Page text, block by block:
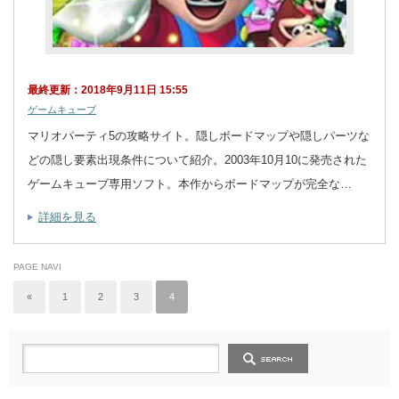
最終更新：2018年9月11日 15:55
ゲームキューブ
マリオパーティ5の攻略サイト。隠しボードマップや隠しパーツな
どの隠し要素出現条件について紹介。2003年10月10に発売された
ゲームキューブ専用ソフト。本作からボードマップが完全な…
詳細を見る
PAGE NAVI
« 1 2 3 4